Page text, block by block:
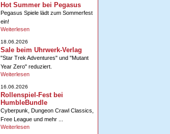
Hot Summer bei Pegasus
Pegasus Spiele lädt zum Sommerfest
ein!
Weiterlesen
18.06.2026
Sale beim Uhrwerk-Verlag
"Star Trek Adventures" und "Mutant
Year Zero" reduziert.
Weiterlesen
16.06.2026
Rollenspiel-Fest bei
HumbleBundle
Cyberpunk, Dungeon Crawl Classics,
Free League und mehr ...
Weiterlesen